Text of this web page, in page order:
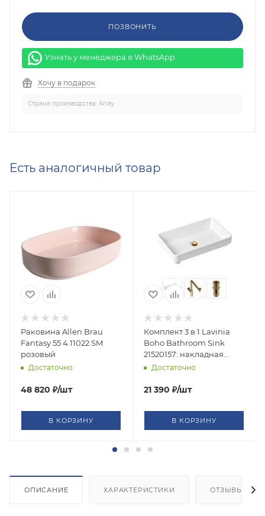
ПОЗВОНИТЬ
Узнать у менеджера в WhatsApp
Хочу в подарок
Страна производства: Array
Есть аналогичный товар
Раковина Allen Brau
Fantasy 55 4.11022.SM
розовый
Достаточно
48 820 ₽/шт
В КОРЗИНУ
Комплект 3 в 1 Lavinia
Boho Bathroom Sink
21520157: накладная
фарфоровая раковина
сифон, донный клапан
Достаточно
21 390 ₽/шт
В КОРЗИНУ
ОПИСАНИЕ ХАРАКТЕРИСТИКИ ОТЗЫВЫ